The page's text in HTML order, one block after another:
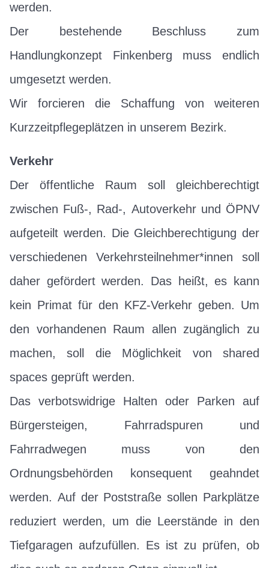
werden.
Der bestehende Beschluss zum
Handlungkonzept Finkenberg muss endlich
umgesetzt werden.
Wir forcieren die Schaffung von weiteren
Kurzzeitpflegeplätzen in unserem Bezirk.
Verkehr
Der öffentliche Raum soll gleichberechtigt
zwischen Fuß-, Rad-, Autoverkehr und ÖPNV
aufgeteilt werden. Die Gleichberechtigung der
verschiedenen Verkehrsteilnehmer*innen soll
daher gefördert werden. Das heißt, es kann
kein Primat für den KFZ-Verkehr geben. Um
den vorhandenen Raum allen zugänglich zu
machen, soll die Möglichkeit von shared
spaces geprüft werden.
Das verbotswidrige Halten oder Parken auf
Bürgersteigen, Fahrradspuren und
Fahrradwegen muss von den
Ordnungsbehörden konsequent geahndet
werden. Auf der Poststraße sollen Parkplätze
reduziert werden, um die Leerstände in den
Tiefgaragen aufzufüllen. Es ist zu prüfen, ob